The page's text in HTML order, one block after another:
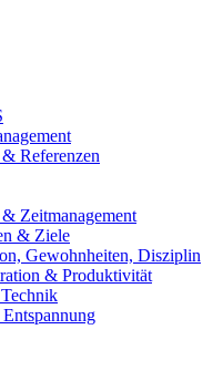
Referenzen
Zeitmanagement
& Ziele
Gewohnheiten, Disziplin
& Produktivität